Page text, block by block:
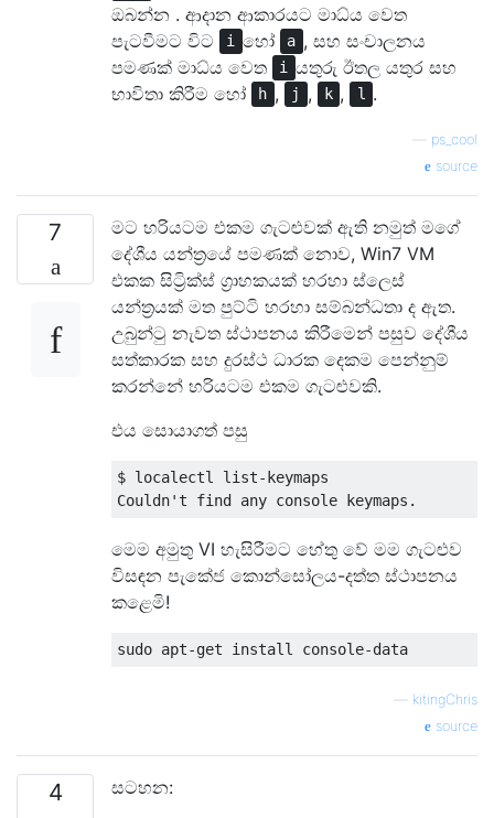
ඔබන්න . ආදාන ආකාරයට මාධ්ය වෙත
පැටවීමට විට
i හෝ a , සහ සංචාලනය
පමණක් මාධ්ය වෙත
i යතුරු ඊතල යතුර සහ
භාවිතා කිරීම හෝ
h , j , k , l .
ps_cool
source
7
මට හරියටම එකම ගැටළුවක් ඇති නමුත් මගේ
දේශීය යන්ත්‍රයේ පමණක් නොව, Win7 VM
එකක සිට්‍රික්ස් ග්‍රාහකයක් හරහා ස්ලෙස්
යන්ත්‍රයක් මත පුට්ටි හරහා සම්බන්ධතා ද ඇත.
උබුන්ටු නැවත ස්ථාපනය කිරීමෙන් පසුව දේශීය
සත්කාරක සහ දුරස්ථ ධාරක දෙකම පෙන්නුම්
කරන්නේ හරියටම එකම ගැටළුවකි.
එය සොයාගත් පසු
$ localectl list-keymaps
මෙම අමුතු VI හැසිරීමට හේතු වේ මම ගැටළුව
විසඳන පැකේජ කොන්සෝලය-දත්ත ස්ථාපනය
කළෙමි!
kitingChris
source
4
සටහන: